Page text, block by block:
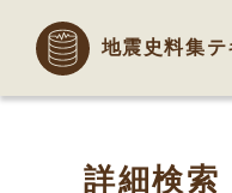
地震史料集
詳細検索